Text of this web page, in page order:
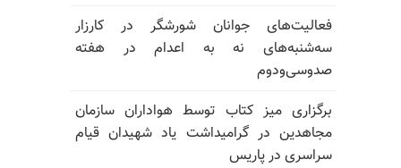
فعالیت‌های جوانان شورشگر در کارزار
سه‌شنبه‌های نه به اعدام در هفته
صدوسی‌و‌دوم
برگزاری میز کتاب توسط هواداران سازمان
مجاهدین در گرامیداشت یاد شهیدان قیام
سراسری در پاریس